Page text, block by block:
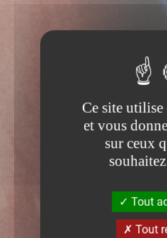
Ce site utilise
et vous
sur ceux
Tout
Tout